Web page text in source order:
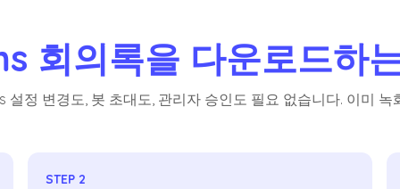
회의록을 다운로드하
설정 변경도, 봇 초대도, 관리자 승인도 필요 없습니다. 이미
STEP 2